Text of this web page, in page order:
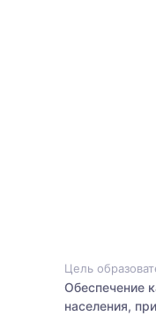
Цель
Обеспечение
населения,